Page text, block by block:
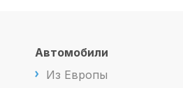
Автомобили
Из Европы